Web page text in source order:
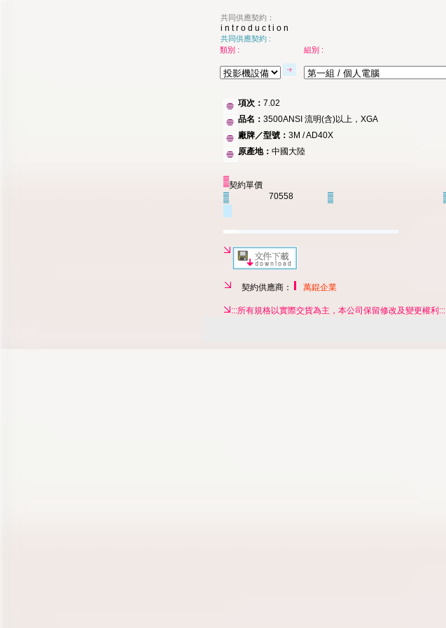
共同供應契約：
i n t r o d u c t i o n
共同供應契約 :
類別 :
組別 :
項次： 7.02
品名： 3500ANSI 流明(含)以上，XGA
廠牌／型號： 3M / AD40X
原產地： 中國大陸
契約單價
70558
契約供應商： 萬錕企業
:::所有規格以實際交貨為主，本公司保留修改及變更權利:::